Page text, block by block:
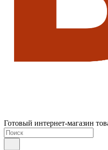
Готовый интернет-магазин